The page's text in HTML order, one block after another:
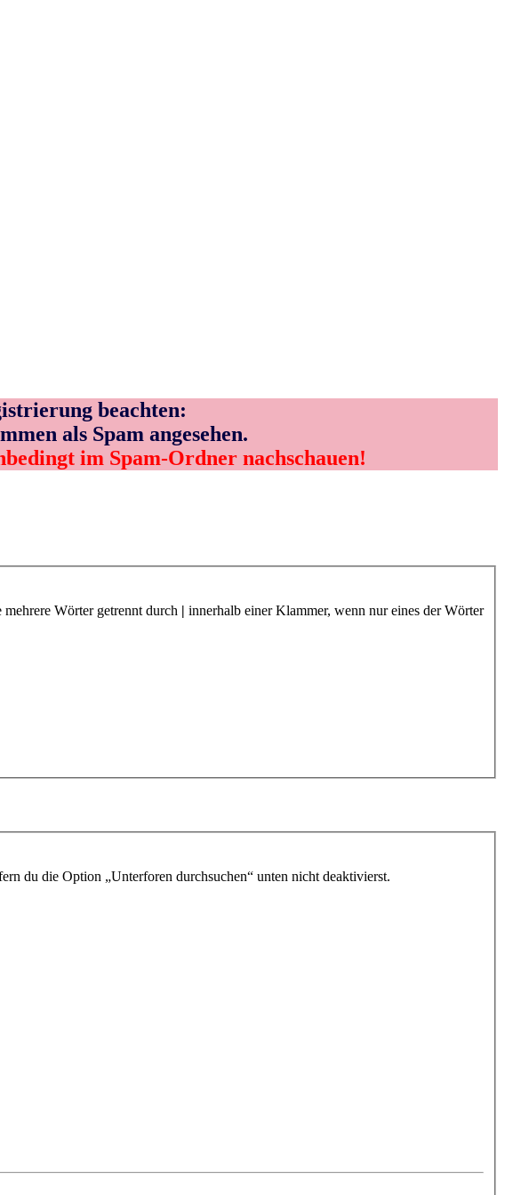
beachten:
als Spam angesehen.
im Spam-Ordner nachschauen!
Wörter getrennt durch | innerhalb einer Klammer, wenn nur eines der Wörter
du die Option „Unterforen durchsuchen“ unten nicht deaktivierst.